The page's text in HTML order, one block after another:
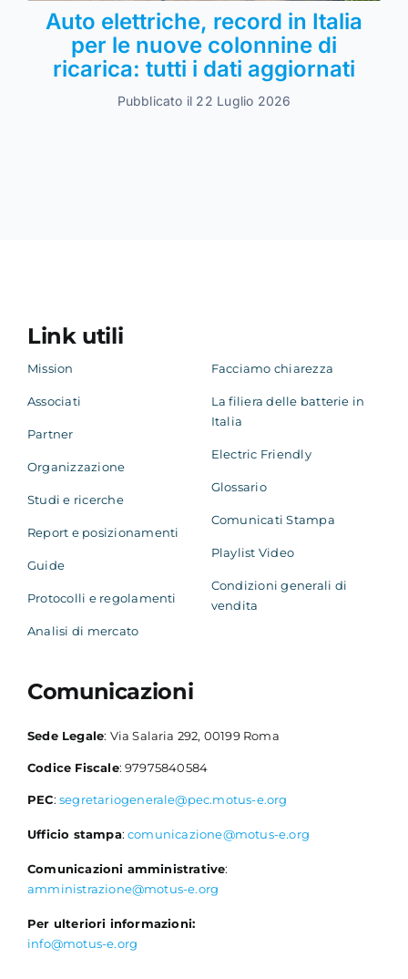
Auto elettriche, record in Italia
per le nuove colonnine di
ricarica: tutti i dati aggiornati
Pubblicato il 22 Luglio 2026
Link utili
Mission
Associati
Partner
Organizzazione
Studi e ricerche
Report e posizionamenti
Guide
Protocolli e regolamenti
Analisi di mercato
Facciamo chiarezza
La filiera delle batterie in
Italia
Electric Friendly
Glossario
Comunicati Stampa
Playlist Video
Condizioni generali di
vendita
Comunicazioni
Sede Legale: Via Salaria 292, 00199 Roma
Codice Fiscale: 97975840584
PEC: segretariogenerale@pec.motus-e.org
Ufficio stampa:comunicazione@motus-e.org
Comunicazioni amministrative:
amministrazione@motus-e.org
Per ulteriori informazioni:
info@motus-e.org